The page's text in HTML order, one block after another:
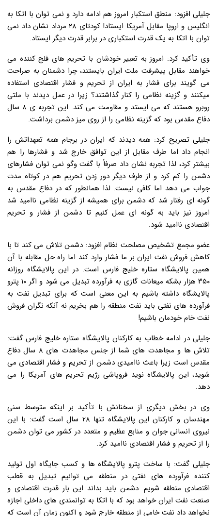
جلیلی افزود: منطق استکبار امروز هم ادامه دارد و نمی توان با اتکا به
انگلیس و اروپا مقابل آمریکا ایستاد! کودتای ۲۸ مرداد نشان داد نمی
توان با اتکا به یک قدرت استکباری در برابر قدرت دیگر ایستاد.
وی تأکید کرد: امروز به تعبیر خودشان با تحریم های فلج کننده می
خواهند مقابل پیشرفت ملت ایران بایستند، چرا دشمنان به صراحت
می گویند برای فشار به ایران از تحریم و فشار اقتصادی استفاده
میکنند و گزینه نظامی را کنار گذاشتند؟ زیرا در عمل دیدند با ملتی
روبرو هستند که می ایستد و مقاومت می کند. این تجربه ی ۸ سال
دفاع مقدس بود که گزینه نظامی را از روی میز دشمن برداشت.
جلیلی تصریح کرد: همه دیدند که ایران در برجام همه تعهداتش را
انجام داد اما طرف مقابل از این توافق خارج شد و فشارها را هم
بیشتر کرد، لذا تجربه نشان داد صرفاً با گفت وگو نمی توان فشارهای
دشمن را کم کرد و از طرف دیگر دور زدن تحریم هم در کوتاه مدت
جواب می دهد اما کافی نیست. لذا همانطور که در دفاع مقدس به
گونه ای رفتار شد که دشمن برای همیشه از گزینه نظامی ناامید شد
امروز نیز باید به گونه ای عمل کنیم تا دشمن از فشار و تحریم
اقتصادی ناامید شود.
عضو مجمع تشخیص مصلحت نظام افزود: دشمن تلاش می کند تا با
کاهش فروش نفت ایران بر ما فشار وارد کند اما راه حل مقابله با آن
همین پالایشگاه ستاره خلیج فارس است. در این پالایشگاه روزانه
۳۵۰ هزار بشکه میعانات گازی به فرآورده تبدیل می شود و اگر ۱۰ پترو
پالایشگاه داشته باشیم به این معنی است که برای تبدیل نفت به
فرآورده های نفتی باید نفت منطقه را هم بخریم نه آنکه نگران فروش
نفت خام خودمان باشیم!
جلیلی در ادامه خطاب به کارکنان پالایشگاه ستاره خلیج فارس گفت:
تلاش ها و مجاهدت های شما از جنس مجاهدت های ۸ سال دفاع
مقدس است زیرا باعث ناامیدی دشمن از تحریم و فشار اقتصادی می
شوید، این پالایشگاه نوید فروپاشی رژیم تحریم های آمریکا را می
دهد.
وی در بخش دیگری از سخنانش با تأکید بر اینکه متوسط سنی
مهندسان و کارکنان این پالایشگاه تنها ۲۸ سال است گفت: با این
نیروی انسانی جوان و منابع عظیم و متعدد در کشور می توان دشمن
را از تحریم و فشار اقتصادی ناامید کرد.
جلیلی گفت: با ساخت پترو پالایشگاه ها و کسب جایگاه اول تولید
کننده فرآورده های نفتی در منطقه می توانیم تبدیل به قطب
اقتصادی منطقه شویم. دشمن باید بداند این بار قدرت اقتصادی و
صنعت نفت ایران خواهد بود که با اتکا به توانمندی های داخلی اجازه
نخواهد داد نفت خامی از منطقه خارج شود و اکنون زمان آن است که